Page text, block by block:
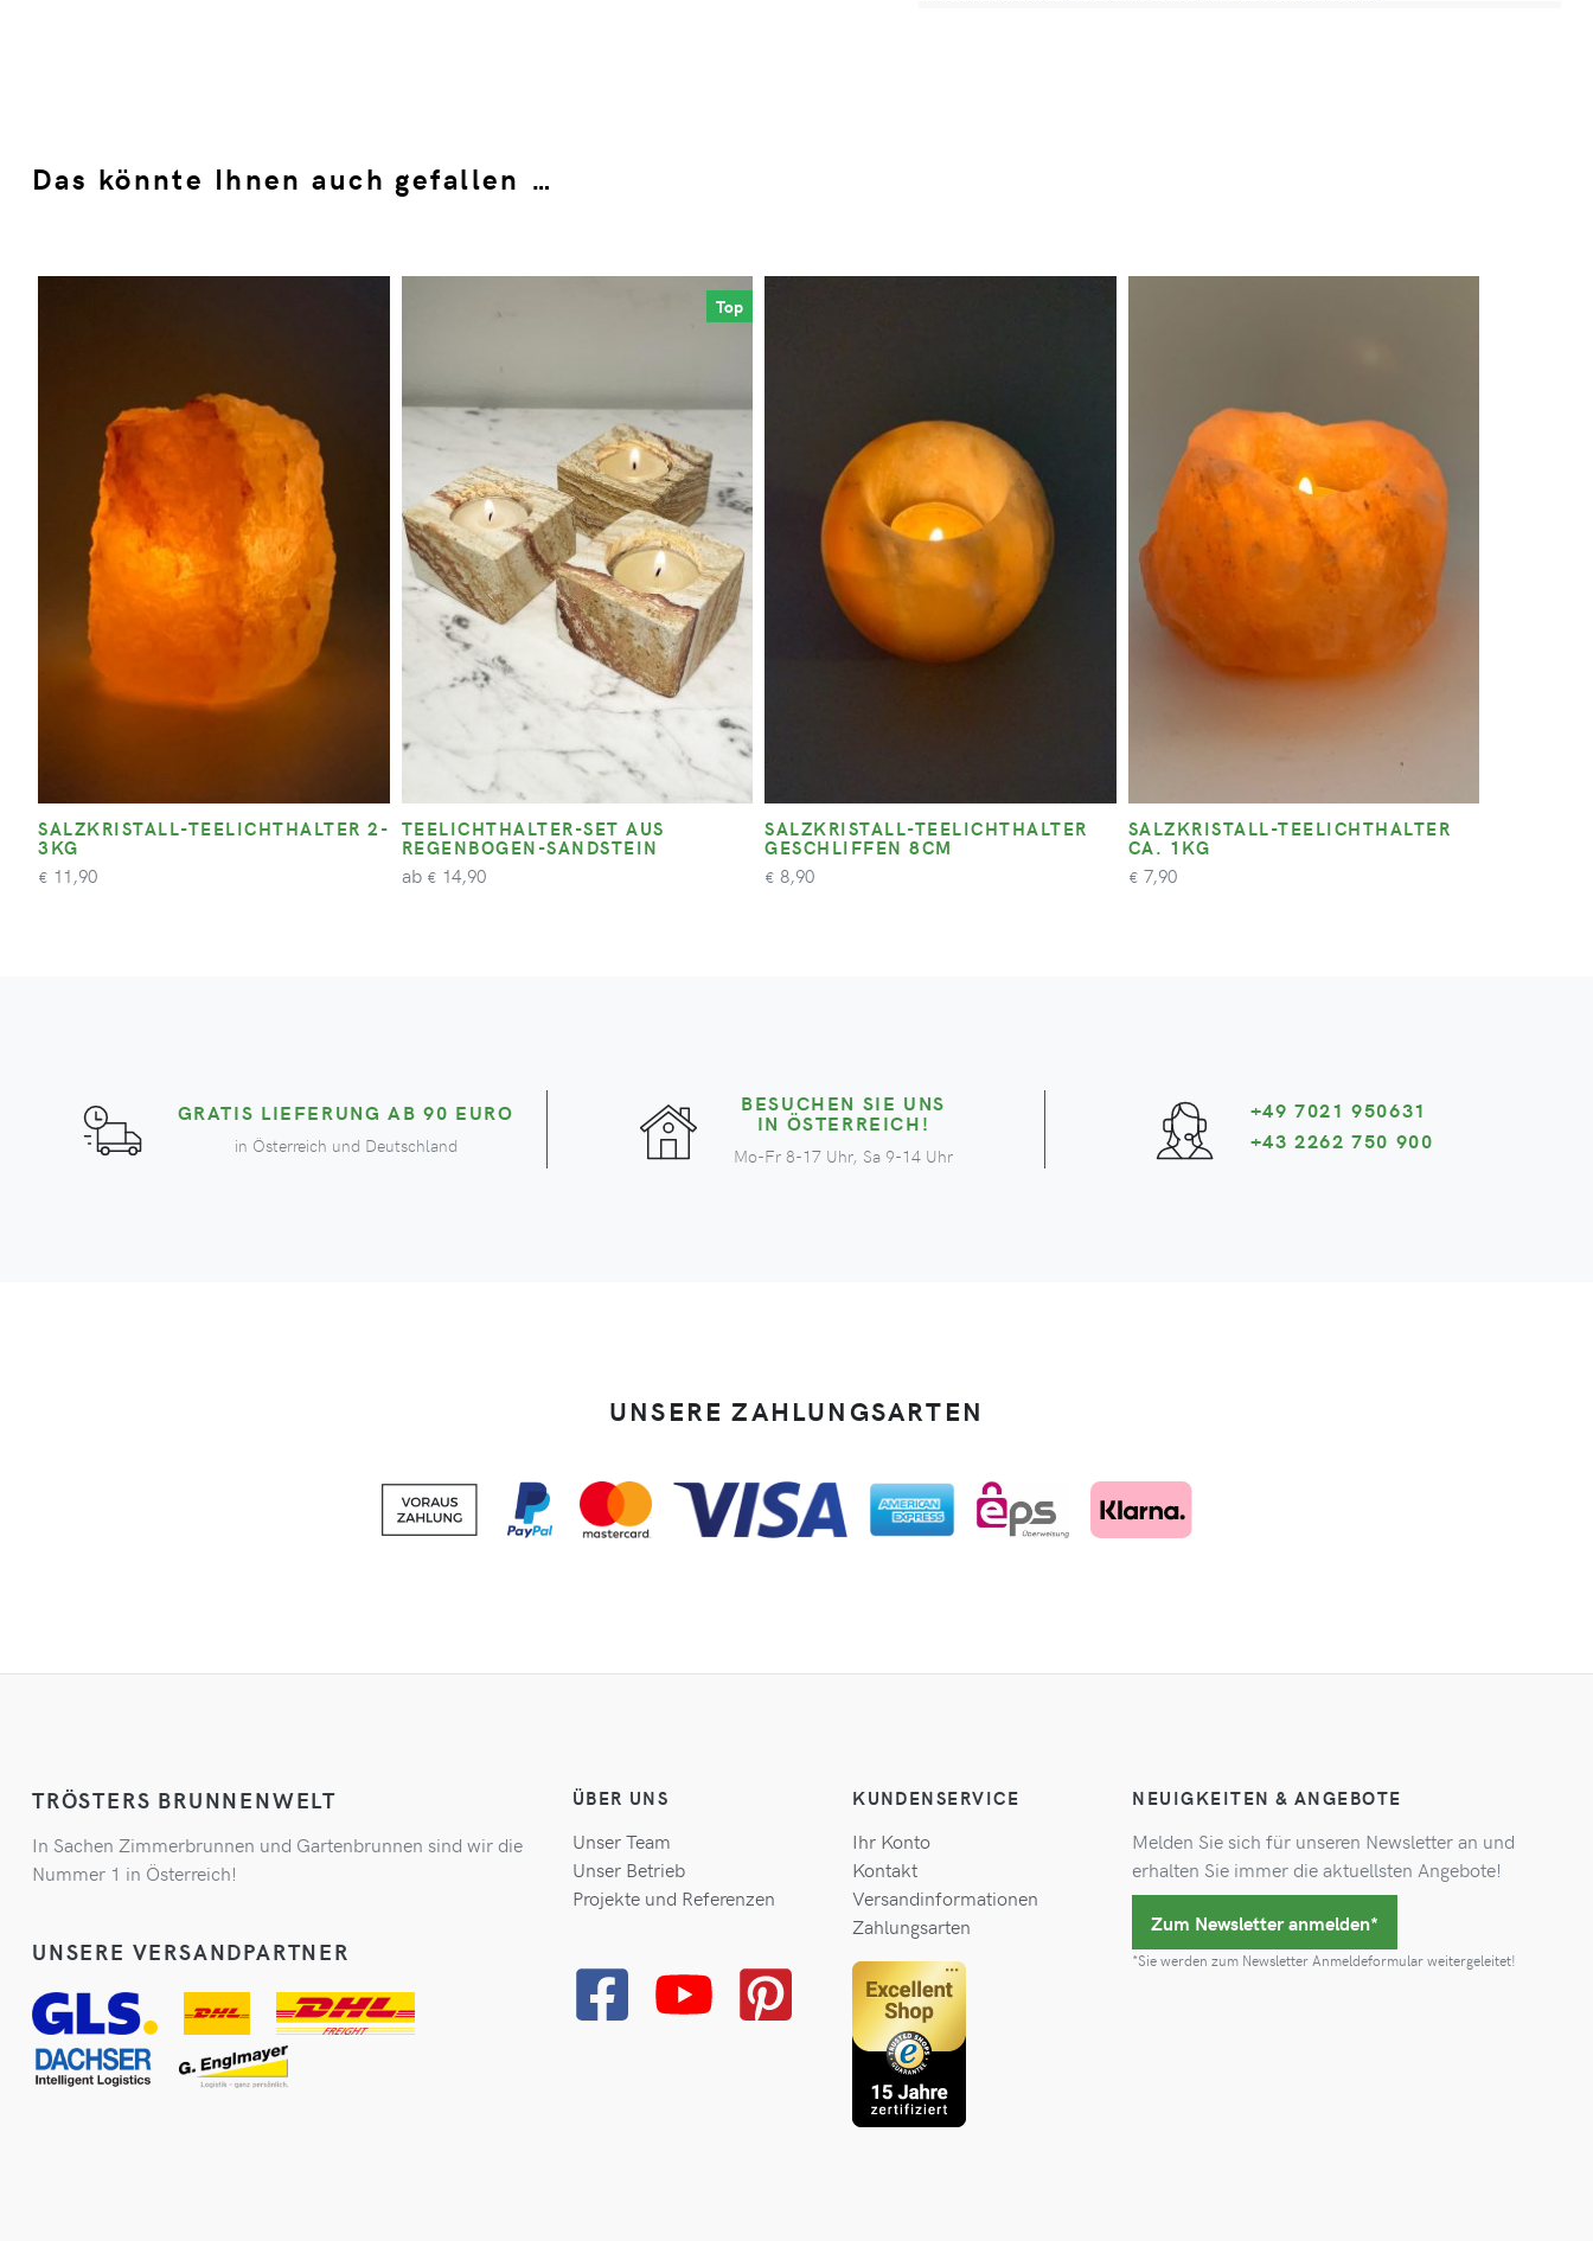
Das könnte Ihnen auch gefallen …
SALZKRISTALL-TEELICHTHALTER 2-
3KG
€ 11,90
Top
TEELICHTHALTER-SET AUS
REGENBOGEN-SANDSTEIN
ab € 14,90
SALZKRISTALL-TEELICHTHALTER
GESCHLIFFEN 8CM
€ 8,90
SALZKRISTALL-TEELICHTHALTER
CA. 1KG
€ 7,90
GRATIS LIEFERUNG AB 90 EURO
in Österreich und Deutschland
BESUCHEN SIE UNS
IN ÖSTERREICH!
Mo-Fr 8-17 Uhr, Sa 9-14 Uhr
+49 7021 950631
+43 2262 750 900
UNSERE ZAHLUNGSARTEN
TRÖSTERS BRUNNENWELT
In Sachen Zimmerbrunnen und Gartenbrunnen sind wir die
Nummer 1 in Österreich!
UNSERE VERSANDPARTNER
ÜBER UNS
Unser Team
Unser Betrieb
Projekte und Referenzen
KUNDENSERVICE
Ihr Konto
Kontakt
Versandinformationen
Zahlungsarten
NEUIGKEITEN & ANGEBOTE
Melden Sie sich für unseren Newsletter an und
erhalten Sie immer die aktuellsten Angebote!
Zum Newsletter anmelden*
*Sie werden zum Newsletter Anmeldeformular weitergeleitet!